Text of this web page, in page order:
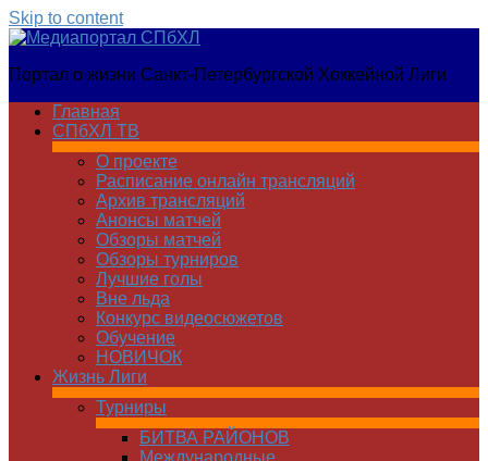
Skip to content
Медиапортал
Портал о жизни Санкт-Петербургской Хоккейной Лиги
Главная
СПбХЛ ТВ
О проекте
Расписание онлайн трансляций
Архив трансляций
Анонсы матчей
Обзоры матчей
Обзоры турниров
Лучшие голы
Вне льда
Конкурс видеосюжетов
Обучение
НОВИЧОК
Жизнь Лиги
Турниры
БИТВА РАЙОНОВ
Международные